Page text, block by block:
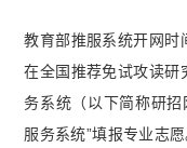
教育部推服系统开网时
在全国推荐免试攻读研
务系统（以下简称研招
服务系统”填报专业志